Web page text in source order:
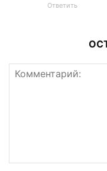
Ответить